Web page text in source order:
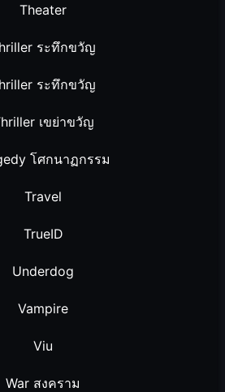
Theater
ระทึกขวัญ
ระทึกขวัญ
เขย่าขวัญ
โศกนาฏกรรม
Travel
TrueID
Underdog
Vampire
Viu
War สงคราม